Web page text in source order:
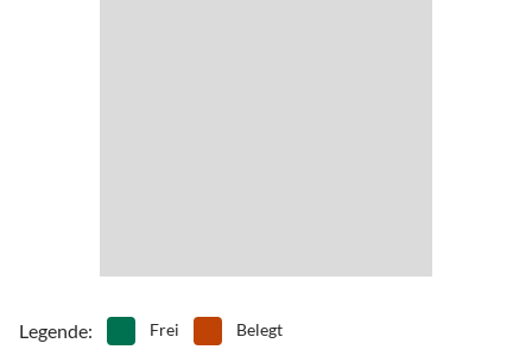
Legende: Frei Belegt